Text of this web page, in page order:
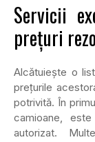
Servicii
prețuri
Alcătuiește o
prețurile
potrivită. În
camioane,
autorizat.